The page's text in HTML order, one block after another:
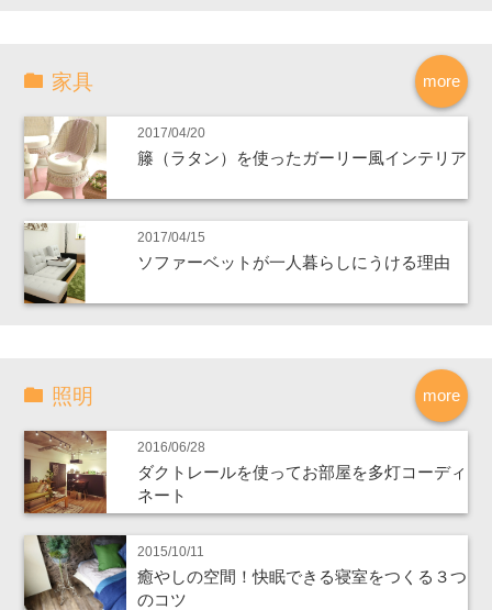
more
家具
2017/04/20
籐（ラタン）を使ったガーリー風インテリア
2017/04/15
ソファーベットが一人暮らしにうける理由
more
照明
2016/06/28
ダクトレールを使ってお部屋を多灯コーディ
ネート
2015/10/11
癒やしの空間！快眠できる寝室をつくる３つ
のコツ